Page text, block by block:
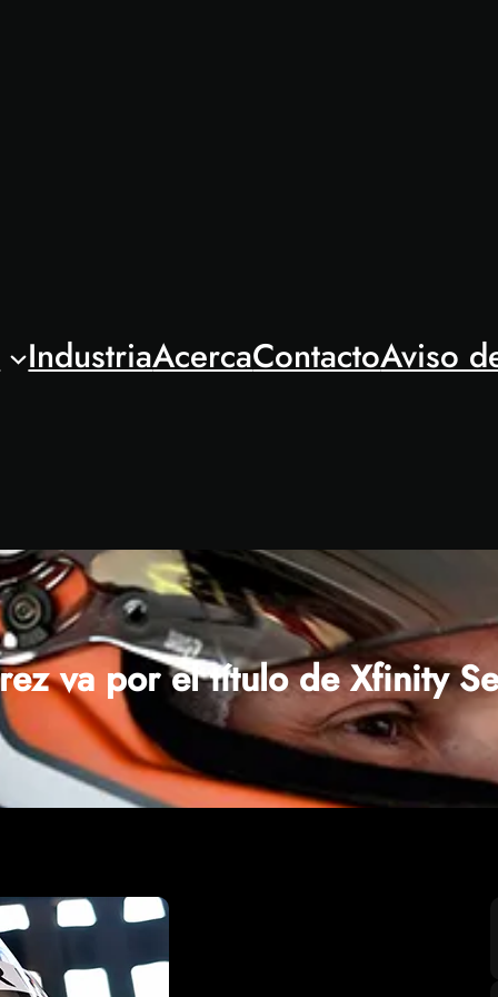
IndustriaAcercaContactoAviso
va por el título de Xfinity